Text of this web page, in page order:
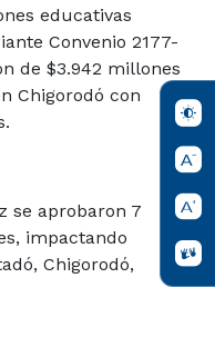
educativas
Convenio 2177-
de $3.942 millones
Chigorodó con
se aprobaron 7
impactando
Chigorodó,